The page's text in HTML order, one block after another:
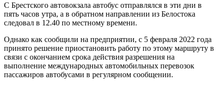
С Брестского автовокзала автобус отправлялся в эти дни в
пять часов утра, а в обратном направлении из Белостока
следовал в 12.40 по местному времени.
Однако как сообщили на предприятии, с 5 февраля 2022 года
принято решение приостановить работу по этому маршруту в
связи с окончанием срока действия разрешения на
выполнение международных автомобильных перевозок
пассажиров автобусами в регулярном сообщении.